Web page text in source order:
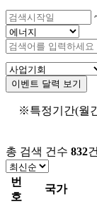
이벤트 달력 보기
※특정기간(월
총 검색 건수 832건
번
호
국가